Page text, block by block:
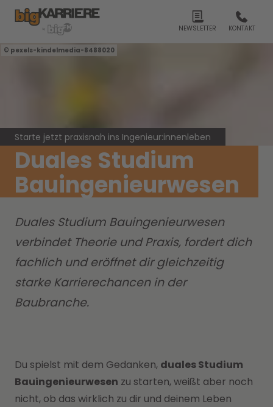
NEWSLETTER KONTAKT
pexels-kindelmedia-8488020
Starte jetzt praxisnah ins Ingenieur:innenleben
Duales Studium
Bauingenieurwesen
Duales Studium Bauingenieurwesen
verbindet Theorie und Praxis, fordert dich
fachlich und eröffnet dir gleichzeitig
starke Karrierechancen in der
Baubranche.
Du spielst mit dem Gedanken, duales Studium
Bauingenieurwesen zu starten, weißt aber noch
nicht, ob das wirklich zu dir und deinem Leben